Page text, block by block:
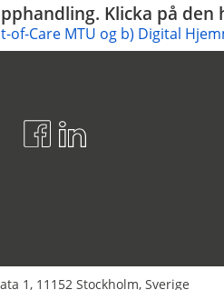
Klicka på
of-Care MTU og b) Digital
1 , 11152 Stockholm, Sverige